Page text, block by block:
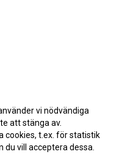
vi nödvändiga
att stänga av.
cookies, t.ex. för statistik
du vill acceptera dessa.